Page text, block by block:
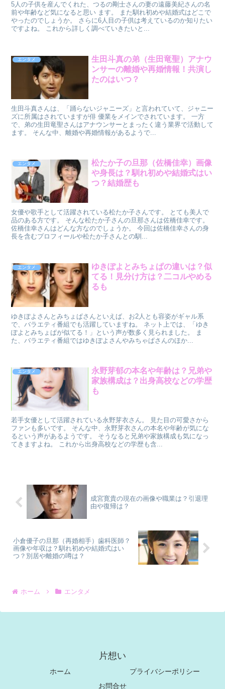
5人の子供を産んでくれた、つるの剛士さんの妻の遠藤美紀さんの名
前や年齢など気になると思い ます。 また馴れ初めや結婚式はどこで
やったのでしょうか。 さらに6人目の子供は考えているのか知りたい
ですよね。 これから詳しく調べていきたいと...
エンタメ
生田斗真の弟（生田竜聖）アナウ
ンサーの離婚や再婚情報！共演し
たのはいつ？
生田斗真さんは、「踊らないジャニーズ」と言われていて、ジャニー
ズに所属はされていますが俳 優業をメインでされています。 一方
で、弟の生田竜聖さんはアナウンサーとまったく違う業界で活動して
ます。 そんな中、離婚や再婚情報があるようで...
エンタメ
松たか子の旦那（佐橋佳幸）画像
や身長は？馴れ初めや結婚式はい
つ？結婚歴も
女優や歌手として活躍されている松たか子さんです。 とても美人で
品のある方です。 そんな松たか子さんの旦那さんは佐橋佳幸です。
佐橋佳幸さんはどんな方なのでしょうか。 今回は佐橋佳幸さんの身
長を含むプロフィールや松たか子さんとの馴...
エンタメ
ゆきぽよとみちょぱの違いは？似
てる！見分け方は？二コルやめる
るも
ゆきぽよさんとみちょぱさんといえば、お2人とも容姿がギャル系
で、バラエティ番組でも活躍していますね。 ネット上では、「ゆき
ぽよとみちょぱが似てる！」という声が数多く見られました。 ま
た、バラエティ番組ではゆきぽよさんやみちゃぱさんのほか...
エンタメ
永野芽郁の本名や年齢は？兄弟や
家族構成は？出身高校などの学歴
も
若手女優として活躍されている永野芽衣さん。 見た目の可愛さから
ファンも多いです。 そんな中、永野芽衣さんの本名や年齢が気にな
るという声があるようです。 そうなると兄弟や家族構成も気になっ
てきますよね。 これから出身高校などの学歴も含...
成宮寛貴の現在の画像や職業は？引退理
由や復帰は？
小倉優子の旦那（再婚相手）歯科医師？
画像や年収は？馴れ初めや結婚式はい
つ？別居や離婚の噂は？
ホーム エンタメ
片想い
ホーム
プライバシーポリシー
お問合せ